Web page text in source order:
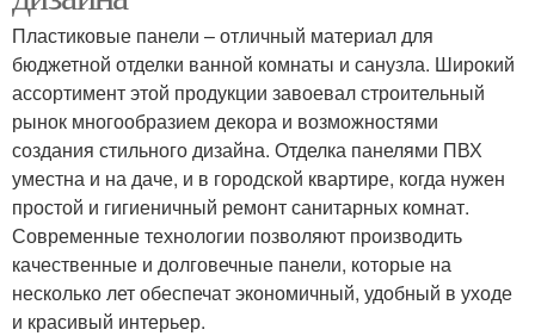
Пластиковые панели – отличный материал для
бюджетной отделки ванной комнаты и санузла. Широкий
ассортимент этой продукции завоевал строительный
рынок многообразием декора и возможностями
создания стильного дизайна. Отделка панелями ПВХ
уместна и на даче, и в городской квартире, когда нужен
простой и гигиеничный ремонт санитарных комнат.
Современные технологии позволяют производить
качественные и долговечные панели, которые на
несколько лет обеспечат экономичный, удобный в уходе
и красивый интерьер.